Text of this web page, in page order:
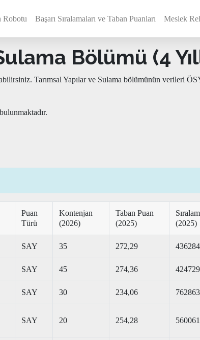
Robotu Başarı Sıralamaları ve Taban Puanları Meslek
Bölümü (4
Tarımsal Yapılar ve Sulama bölümünün verileri
Puan
Türü
Kontenjan
(2026)
Taban Puan
(2025)
(2025)
SAY 35 272,29 436284
SAY 45 274,36 424729
SAY 30 234,06 762863
SAY 20 254,28 560061